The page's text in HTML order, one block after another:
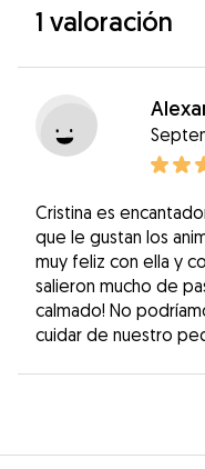
1 valoración
Cristina es
que le gustan los
muy feliz con ella y
salieron mucho de
calmado! No
cuidar de nuestro